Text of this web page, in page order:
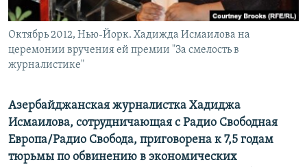
Հայերեն
English
Русский
Все сайты Радио Азатутюн
Октябрь 2012, Нью-Йорк. Хадижда Исмаилова на
церемонии вручения ей премии "За смелость в
журналистике"
Азербайджанская журналистка Хадиджа
Исмаилова, сотрудничающая с Радио Свободная
Европа/Радио Свобода, приговорена к 7,5 годам
тюрьмы по обвинению в экономических